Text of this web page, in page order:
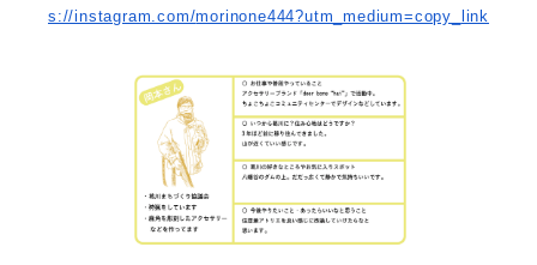
s://instagram.com/morinone444?utm_medium=copy_ link